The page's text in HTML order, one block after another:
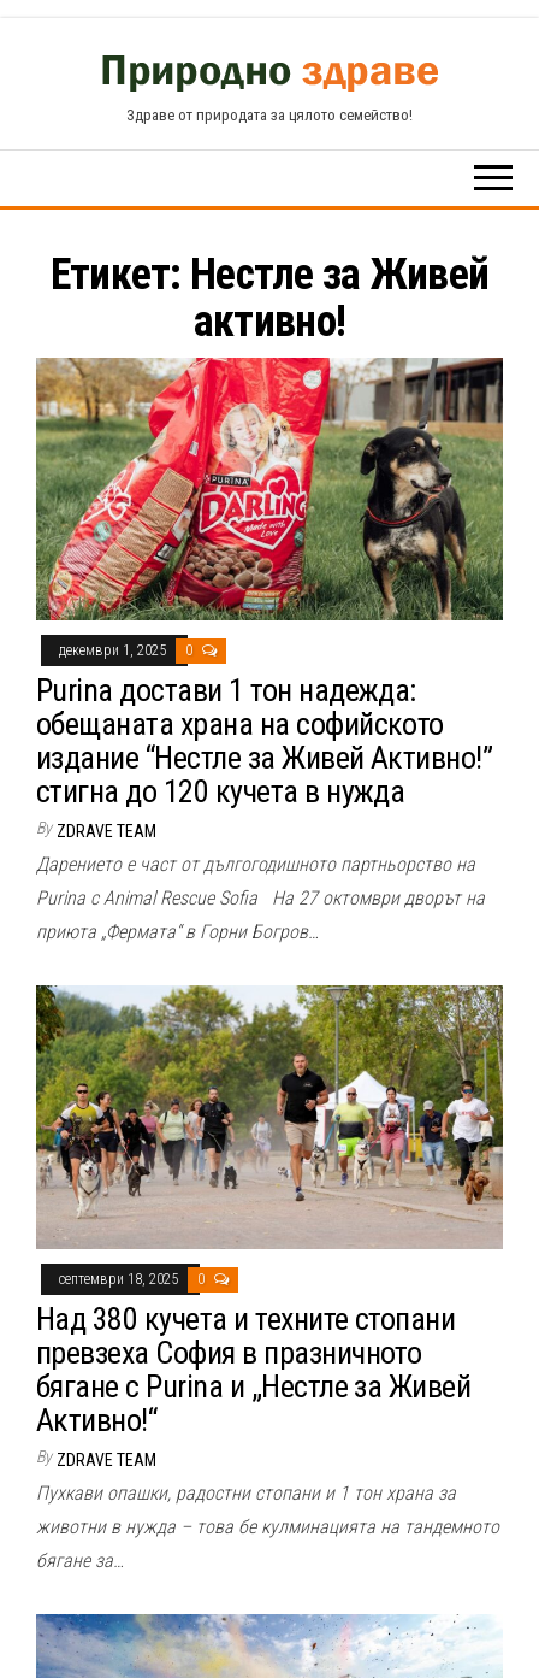
Здраве от природата за цялото семейство!
Етикет: Нестле за Живей
активно!
декември 1, 2025 0
Purina достави 1 тон надежда:
обещаната храна на софийското
издание “Нестле за Живей Активно!”
стигна до 120 кучета в нужда
By ZDRAVE TEAM
Дарението е част от дългогодишното партньорство на
Purina с Animal Rescue Sofia На 27 октомври дворът на
приюта „Фермата“ в Горни Богров…
септември 18, 2025 0
Над 380 кучета и техните стопани
превзеха София в празничното
бягане с Purina и „Нестле за Живей
Активно!“
By ZDRAVE TEAM
Пухкави опашки, радостни стопани и 1 тон храна за
животни в нужда – това бе кулминацията на тандемното
бягане за…